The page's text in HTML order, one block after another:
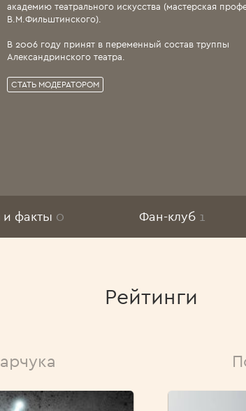
академию театрального искусства (мастерская
В.М.Фильштинского).
В 2006 году принят в переменный состав труппы
Александринского театра.
СТАТЬ МОДЕРАТОРОМ
и факты 0 Фан-клуб 1
Рейтинги